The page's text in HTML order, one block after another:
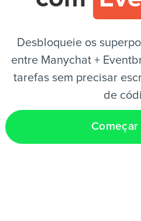
Desbloqueie os
entre Manychat +
tarefas sem precisar
de
Começar